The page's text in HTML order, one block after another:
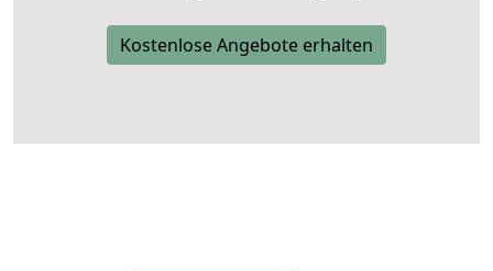
Kostenlose Angebote erhalten